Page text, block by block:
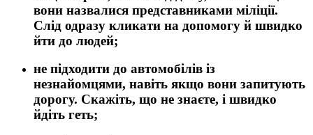
вони назвалися представниками міліції.
Слід одразу кликати на допомогу й швидко
йти до людей;
не підходити до автомобілів із
незнайомцями, навіть якщо вони запитують
дорогу. Скажіть, що не знаєте, і швидко
йдіть геть;